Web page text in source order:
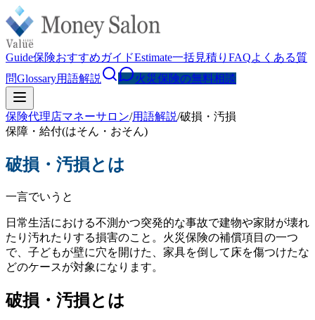
Guide保険おすすめガイドEstimate一括見積り FAQよくある質
問Glossary用語解説 火災保険の無料相談
保険代理店マネーサロン/用語解説/破損・汚損
保障・給付(はそん・おそん)
破損・汚損とは
一言でいうと
日常生活における不測かつ突発的な事故で建物や家財が壊れ
たり汚れたりする損害のこと。火災保険の補償項目の一つ
で、子どもが壁に穴を開けた、家具を倒して床を傷つけたな
どのケースが対象になります。
破損・汚損とは